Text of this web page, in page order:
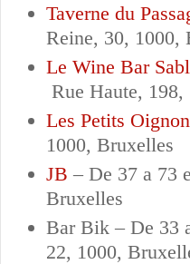
Taverne du
Reine, 30, 1000,
Le Wine Bar
Rue Haute,
Les Petits
1000, Bruxelles
JB – De 37 a 73
Bruxelles
Bar Bik – De 33
22, 1000,